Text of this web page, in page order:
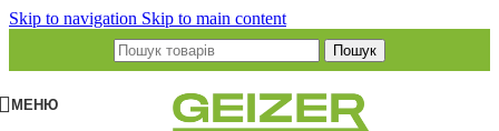
Skip to navigation Skip to main content
Пошук
МЕНЮ